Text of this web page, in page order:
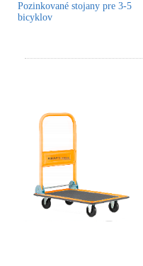
Pozinkované stojany pre 3-5
bicyklov